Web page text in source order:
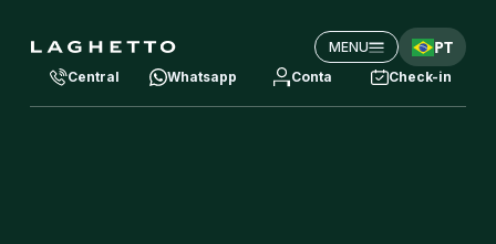
MENU PT
Central Whatsapp Conta Check-in